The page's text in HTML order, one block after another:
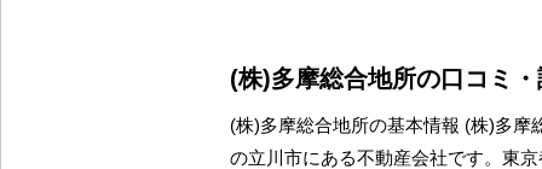
(株)多摩総合地所の口コミ
(株)多摩総合地所の基本情報 (株)多摩
の立川市にある不動産会社です。東